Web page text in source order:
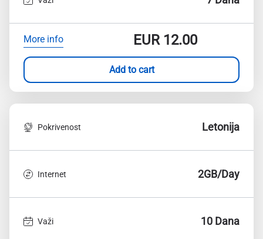
More info EUR12.00
Add to cart
Pokrivenost Letonija
Internet 2GB/Day
Važi 10 Dana